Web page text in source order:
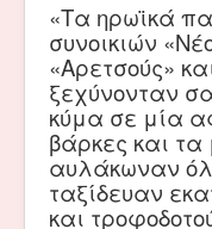
«Τα ηρωϊκά
συνοικιών
«Αρετσούς»
ξεχύνονταν
κύμα σε μία
βάρκες και τα
αυλάκωναν
ταξίδευαν
και